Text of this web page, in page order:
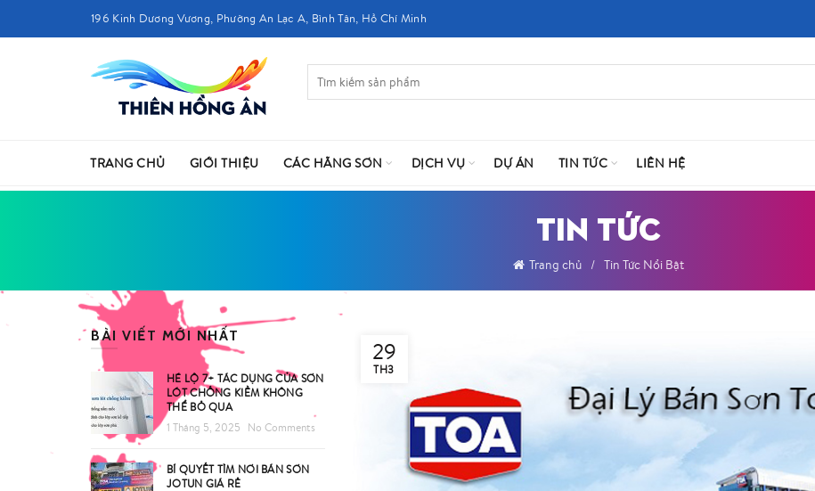
196 Kinh Dương Vương, Phường An Lạc A, Bình Tân, Hồ Chí Minh
TRANG CHỦ GIỚI THIỆU CÁC HÃNG SƠN DỊCH VỤ DỰ ÁN TIN TỨC LIÊN HỆ
TIN TỨC
Trang chủ Tin Tức Nổi Bật
29
TH3
BÀI VIẾT MỚI NHẤT
HÉ LỘ 7+ TÁC DỤNG CỦA SƠN
LÓT CHỐNG KIỀM KHÔNG
THỂ BỎ QUA
1 Tháng 5, 2025
No Comments
BÍ QUYẾT TÌM NƠI BÁN SƠN
JOTUN GIÁ RẺ